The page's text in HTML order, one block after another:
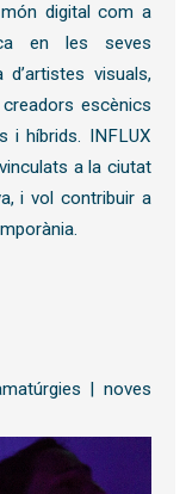
digital com a
en les seves
visuals,
escènics
i híbrids. INFLUX
a la ciutat
i vol contribuir a
| noves